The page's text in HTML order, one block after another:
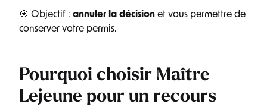
🎯 Objectif : annuler la décision et vous permettre de
conserver votre permis.
Pourquoi choisir Maître
Lejeune pour un recours